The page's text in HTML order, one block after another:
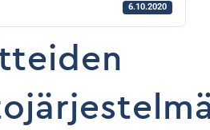
6.10.2020